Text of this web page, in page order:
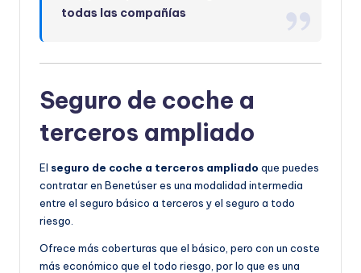
todas las compañías
Seguro de coche a
terceros ampliado
El seguro de coche a terceros ampliado que puedes
contratar en Benetúser es una modalidad intermedia
entre el seguro básico a terceros y el seguro a todo
riesgo.
Ofrece más coberturas que el básico, pero con un coste
más económico que el todo riesgo, por lo que es una